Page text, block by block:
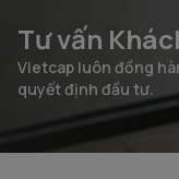
Tư vấn
Vietcap luôn đồng
quyết định đầu tư.